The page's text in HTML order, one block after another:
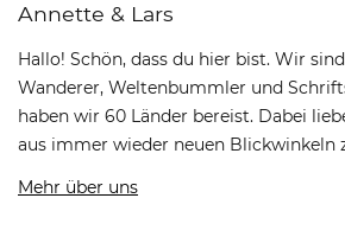
Annette & Lars
Hallo! Schön, dass du hier bist. Wir
Wanderer, Weltenbummler und
haben wir 60 Länder bereist. Dabei
aus immer wieder neuen Blickwinkeln
Mehr über uns